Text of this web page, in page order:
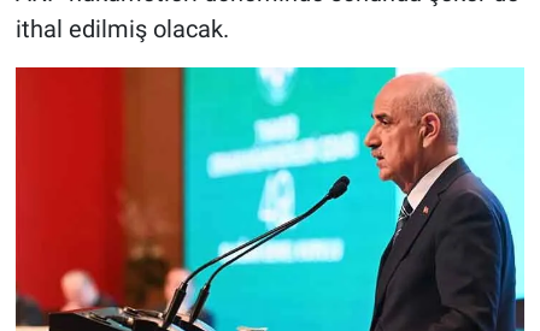
ithal edilmiş olacak.